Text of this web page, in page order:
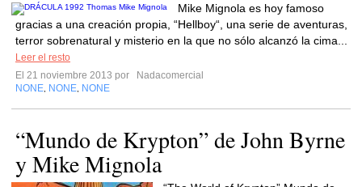
Mike Mignola es hoy famoso
gracias a una creación propia, “Hellboy“, una serie de aventuras,
terror sobrenatural y misterio en la que no sólo alcanzó la cima...
Leer el resto
El 21 noviembre 2013 por
Nadacomercial
NONE NONE NONE
“Mundo de Krypton” de John Byrne
y Mike Mignola